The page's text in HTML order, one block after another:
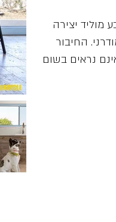
מוליד יצירה
החיבור
נראים בשום